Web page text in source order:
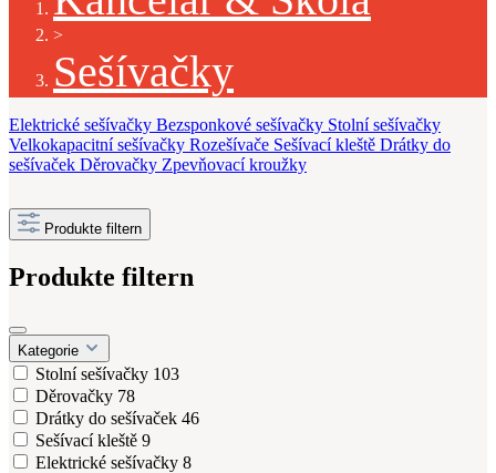
>
Sešívačky
Elektrické sešívačky Bezsponkové sešívačky Stolní sešívačky
Velkokapacitní sešívačky Rozešívače Sešívací kleště Drátky do
sešívaček Děrovačky Zpevňovací kroužky
Produkte filtern
Produkte filtern
Kategorie
Stolní sešívačky 103
Děrovačky 78
Drátky do sešívaček 46
Sešívací kleště 9
Elektrické sešívačky 8